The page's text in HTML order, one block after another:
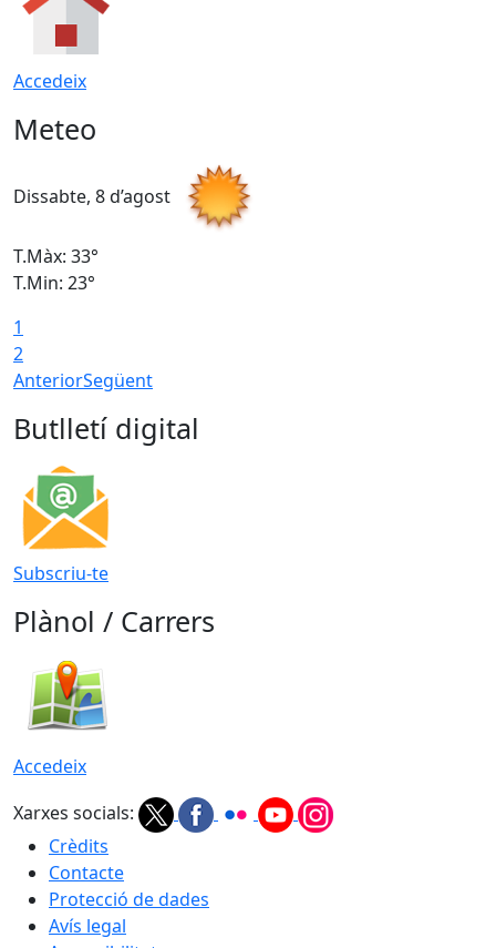
Accedeix
Meteo
Dissabte, 8 d’agost
T.Màx: 33°
T.Min: 23°
1
2
AnteriorSegüent
Butlletí digital
Subscriu-te
Plànol / Carrers
Accedeix
Xarxes socials:
Crèdits
Contacte
Protecció de dades
Avís legal